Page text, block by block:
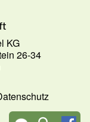
KG
26-34